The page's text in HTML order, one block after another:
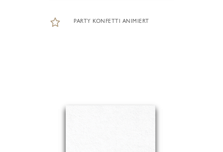
PARTY KONFETTI ANIMIERT